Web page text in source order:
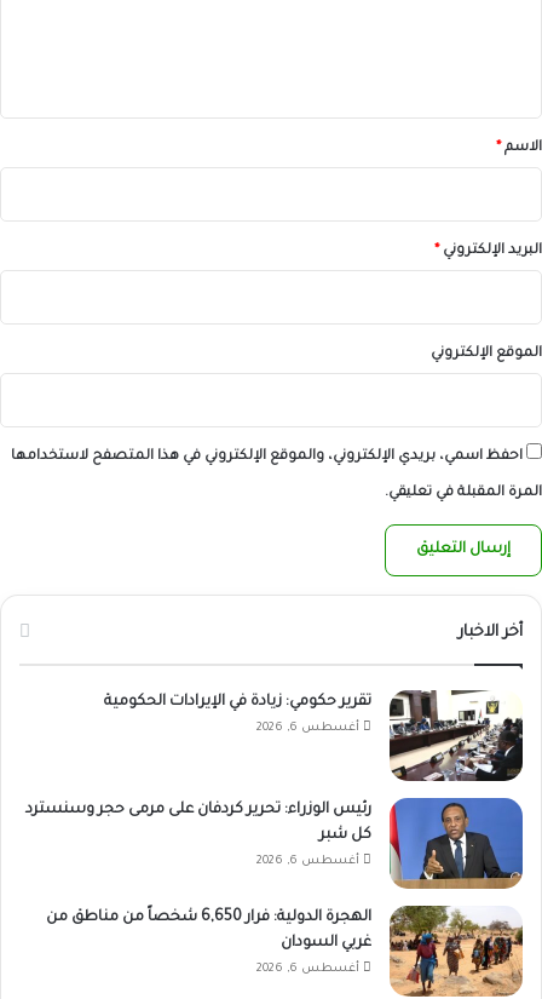
*الاسم*
البريد الإلكتروني*
الموقع الإلكتروني
احفظ اسمي، بريدي الإلكتروني، والموقع الإلكتروني في هذا المتصفح لاستخدامها
المرة المقبلة في تعليقي.
أخر الاخبار
تقرير حكومي: زيادة في الإيرادات الحكومية
أغسطس 6, 2026
رئيس الوزراء: تحرير كردفان على مرمى حجر وسنسترد
كل شبر
أغسطس 6, 2026
الهجرة الدولية: فرار 6,650 شخصاً من مناطق من
غربي السودان
أغسطس 6, 2026